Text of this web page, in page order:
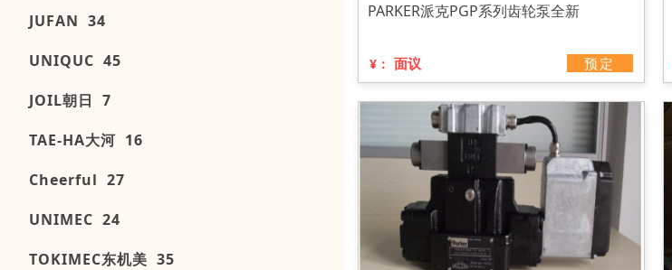
JUFAN 34
UNIQUC 45
JOIL朝日 7
TAE-HA大河 16
Cheerful 27
UNIMEC 24
TOKIMEC东机美 35
PARKER派克PGP系列齿轮泵全新
¥： 面议 预定